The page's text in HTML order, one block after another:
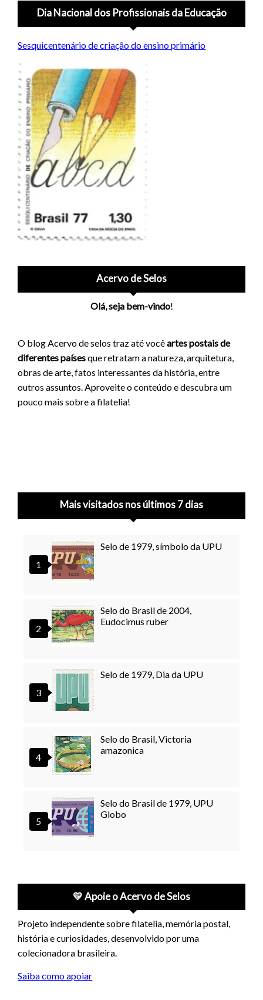
Dia Nacional dos Profissionais da Educação
Sesquicentenário de criação do ensino primário
Acervo de Selos
Olá, seja bem-vindo!
O blog Acervo de selos traz até vocêartes postais de
diferentes paísesque retratam a natureza, arquitetura,
obras de arte, fatos interessantes da história, entre
outros assuntos. Aproveite o conteúdo e descubra um
pouco mais sobre a filatelia!
Mais visitados nos últimos 7 dias
Selo de 1979, símbolo da UPU
Selo do Brasil de 2004,
Eudocimus ruber
Selo de 1979, Dia da UPU
Selo do Brasil, Victoria
amazonica
Selo do Brasil de 1979, UPU
Globo
💛 Apoie o Acervo de Selos
Projeto independente sobre filatelia, memória postal,
história e curiosidades, desenvolvido por uma
colecionadora brasileira.
Saiba como apoiar